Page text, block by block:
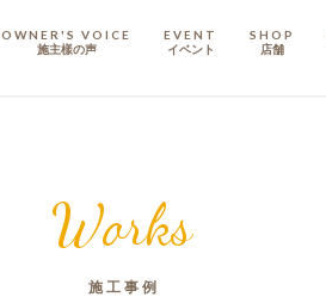
OWNER'S VOICE
施主樣の声
EVENT
イベント
SHOP
店舗
Works
施工事例